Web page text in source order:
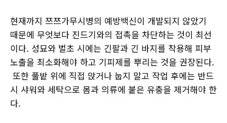
현재까지 쯔쯔가무시병의 예방백신이 개발되지 않았기
때문에 무엇보다 진드기와의 접촉을 차단하는 것이 최선
이다. 성묘와 벌초 시에는 긴팔과 긴 바지를 착용해 피부
노출을 최소화해야 하고 기피제를 뿌리는 것을 권장된다.
또한 풀밭 위에 직접 앉거나 눕지 말고 작업 후에는 반드
시 샤워와 세탁으로 몸과 의류에 붙은 유충을 제거해야 한
다.